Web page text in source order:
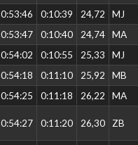
0:53:46 0:10:39 24,72
MJ
0:53:47 0:10:40 24,74
MA
0:54:02 0:10:55 25,33
MJ
0:54:18 0:11:10 25,92
MB
0:54:25 0:11:18 26,22 MA
0:54:27 0:11:20 26,30 ZB